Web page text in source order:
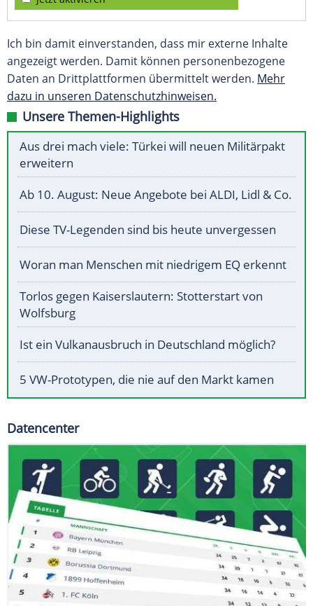
Ich bin damit einverstanden, dass mir externe Inhalte
angezeigt werden. Damit können personenbezogene
Daten an Drittplattformen übermittelt werden. Mehr
dazu in unseren Datenschutzhinweisen.
Unsere Themen-Highlights
Aus drei mach viele: Türkei will neuen Militärpakt
erweitern
Ab 10. August: Neue Angebote bei ALDI, Lidl & Co.
Diese TV-Legenden sind bis heute unvergessen
Woran man Menschen mit niedrigem EQ erkennt
Torlos gegen Kaiserslautern: Stotterstart von
Wolfsburg
Ist ein Vulkanausbruch in Deutschland möglich?
5 VW-Prototypen, die nie auf den Markt kamen
Datencenter